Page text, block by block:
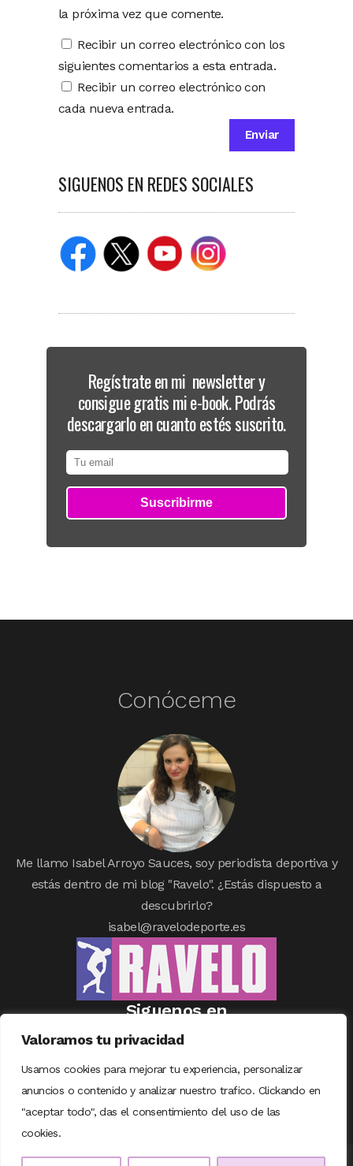
Valoramos tu privacidad
Usamos cookies para mejorar tu experiencia, personalizar
anuncios o contenido y analizar nuestro trafico. Clickando en
"aceptar todo", das el consentimiento del uso de las
cookies.
la próxima vez que comente.
Recibir un correo electrónico con los
siguientes comentarios a esta entrada.
Recibir un correo electrónico con
cada nueva entrada.
SIGUENOS EN REDES SOCIALES
Regístrate en mi newsletter y
consigue gratis mi e-book. Podrás
descargarlo en cuanto estés suscrito.
Conóceme
Me llamo Isabel Arroyo Sauces, soy periodista deportiva y
estás dentro de mi blog "Ravelo". ¿Estás dispuesto a
descubrirlo?
isabel@ravelodeporte.es
Siguenos en